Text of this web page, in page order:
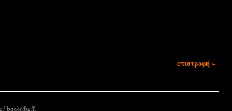
επιστροφή »
basketball.